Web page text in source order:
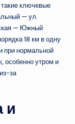
ключевые
— ул.
— Южный
18 км в одну
при нормальной
особенно утром и
за
и